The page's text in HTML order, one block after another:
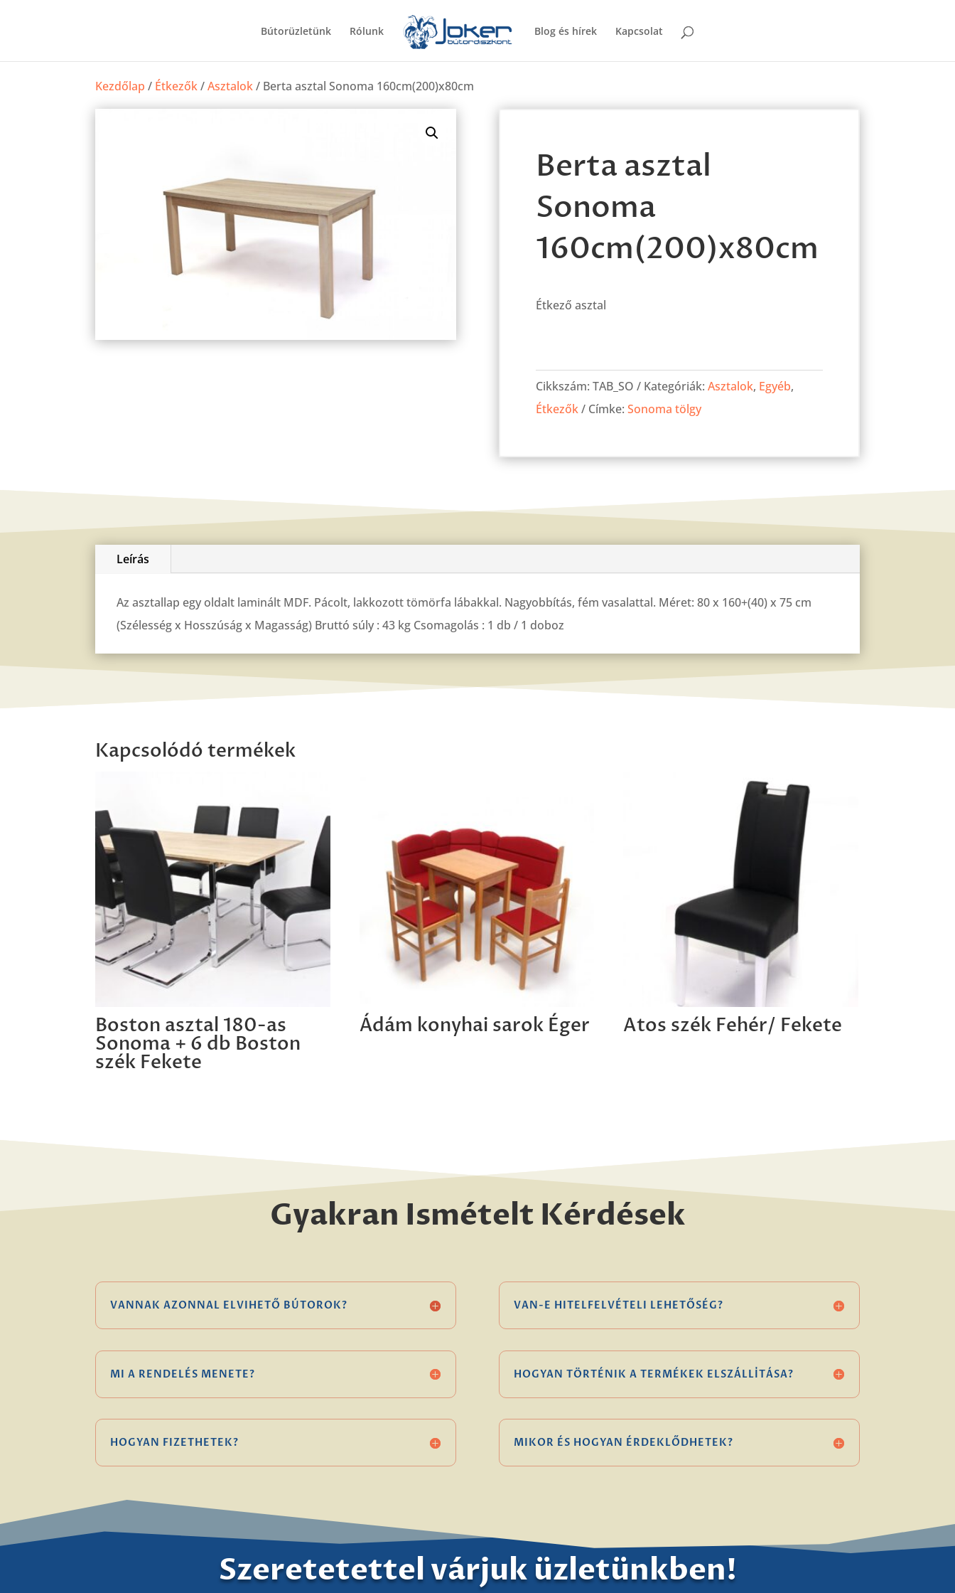
Bútorüzletünk Rólunk Blog és hírek Kapcsolat
Kezdőlap / Étkezők/Asztalok/ Berta asztal Sonoma 160cm(200)x80cm
Berta asztal
Sonoma
160cm(200)x80cm
Étkező asztal
asztal
Sonoma
160cm(200)x80cm
Cikkszám: TAB_SO Kategóriák: Asztalok, Egyéb,
Étkezők
Címke: Sonoma tölgy
Leírás
Az asztallap egy oldalt laminált MDF. Pácolt, lakkozott tömörfa lábakkal. Nagyobbítás, fém vasalattal. Méret: 80 x 160+(40) x 75 cm
(Szélesség x Hosszúság x Magasság) Bruttó súly : 43 kg Csomagolás : 1 db / 1 doboz
Kapcsolódó termékek
Boston asztal 180-as
Sonoma + 6 db Boston
szék Fekete
Ádám konyhai sarok Éger Atos szék Fehér/ Fekete
Gyakran Ismételt Kérdések
VANNAK AZONNAL ELVIHETŐ BÚTOROK?
MI A RENDELÉS MENETE?
HOGYAN FIZETHETEK?
VAN-E HITELFELVÉTELI LEHETŐSÉG?
HOGYAN TÖRTÉNIK A TERMÉKEK ELSZÁLLÍTÁSA?
MIKOR ÉS HOGYAN ÉRDEKLŐDHETEK?
Szeretetettel várjuk üzletünkben!